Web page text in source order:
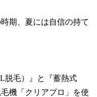
期、夏には自信の持て
脱毛）』と『蓄熱式
機「クリアプロ」を使